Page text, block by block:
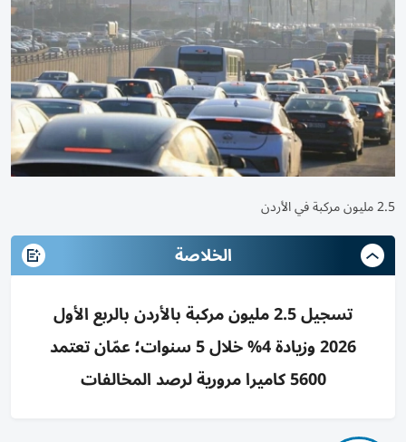
2.5 مليون مركبة في الأردن
الخلاصة
تسجيل 2.5 مليون مركبة بالأردن بالربع الأول
2026 وزيادة 4% خلال 5 سنوات؛ عمّان تعتمد
5600 كاميرا مرورية لرصد المخالفات